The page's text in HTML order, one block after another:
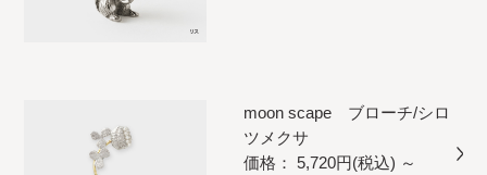
moon scape ブローチ/シロ
ツメクサ
価格： 5,720円(税込) ～